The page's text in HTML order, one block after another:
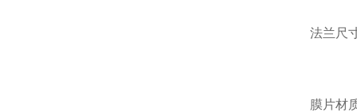
法兰尺
膜片材